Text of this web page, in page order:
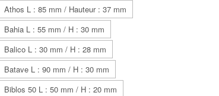
Athos L : 85 mm / Hauteur : 37 mm
Bahia L : 55 mm / H : 30 mm
Balico L : 30 mm / H : 28 mm
Batave L : 90 mm / H : 30 mm
Biblos 50 L : 50 mm / H : 20 mm